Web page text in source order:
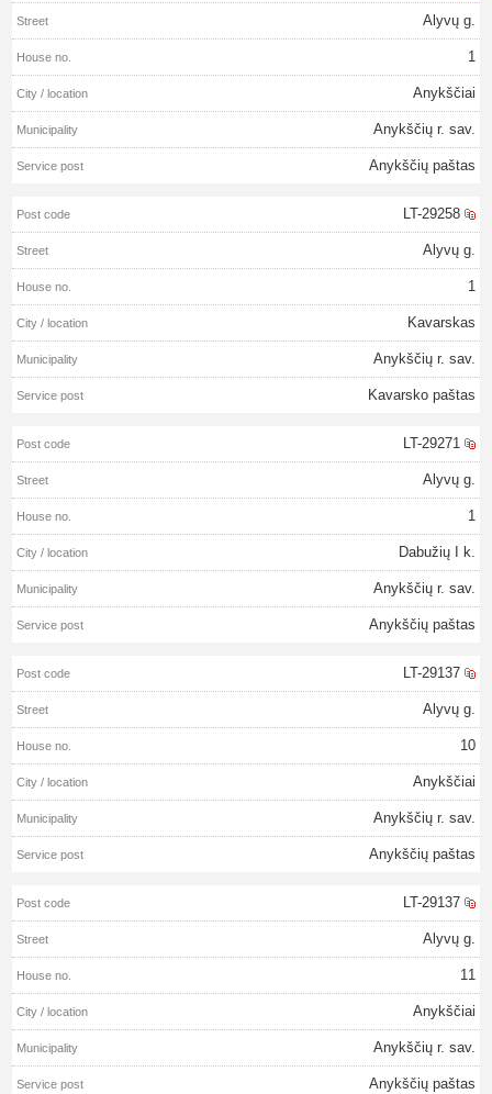
Alyvų g.
1
Anykščiai
Anykščių r. sav.
Anykščių paštas
LT-29258
Alyvų g.
1
Kavarskas
Anykščių r. sav.
Kavarsko paštas
LT-29271
Alyvų g.
1
Dabužių I k.
Anykščių r. sav.
Anykščių paštas
LT-29137
Alyvų g.
10
Anykščiai
Anykščių r. sav.
Anykščių paštas
LT-29137
Alyvų g.
11
Anykščiai
Anykščių r. sav.
Anykščių paštas